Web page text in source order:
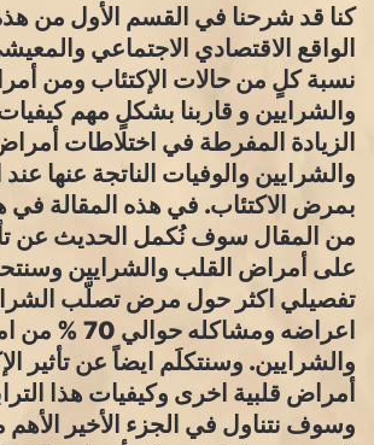
كنا ‏قد شرحنا في القسم الأول من هذه
الواقع الاقتصادي الاجتماعي
نسبة كلٍ من حالات الإكتئاب ومن
والشرايين و قاربنا بشكلٍ مهم
الزيادة المفرطة في اختلاطات
والشرايين والوفيات الناتجة عنها
بمرض الاكتئاب. في هذه المقالة في
من المقال سوف نُكمل الحديث عن
على أمراض القلب والشرايين
تفصيلي اكثر حول مرض تصلّب
اعراضه ومشاكله
والشرايين. وسنتكلَم ايضاً عن تأثير
أمراض قلبية اخرى وكيفيات هذا
وسوف نتناول في الجزء الأخير الأهم